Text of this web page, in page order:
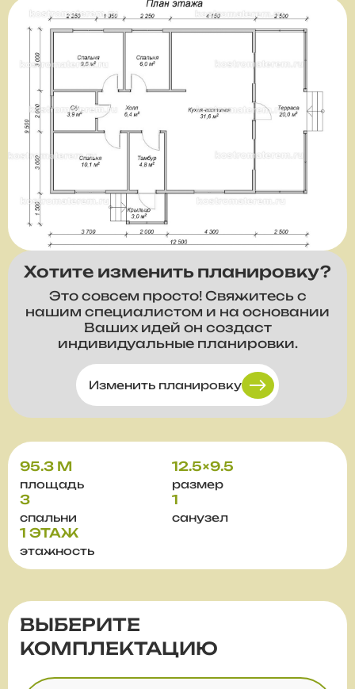
Хотите изменить планировку?
Это совсем просто! Свяжитесь с
нашим специалистом и на основании
Ваших идей он создаст
индивидуальные планировки.
Изменить планировку
95.3 М
площадь
12.5×9.5
размер
3
спальни
1
санузел
1 ЭТАЖ
этажность
ВЫБЕРИТЕ
КОМПЛЕКТАЦИЮ